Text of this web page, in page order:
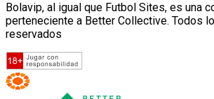
Bolavip, al igual que Futbol Sites, es una
perteneciente a Better Collective. Todos
reservados